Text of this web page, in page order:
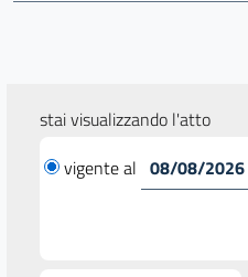
stai visualizzando l'atto
vigente al